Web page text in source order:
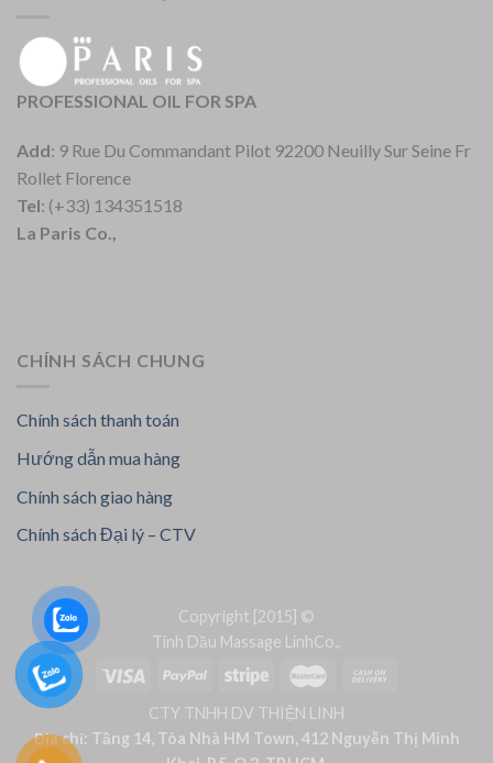
PROFESSIONAL OIL FOR SPA
Add: 9 Rue Du Commandant Pilot 92200 Neuilly Sur Seine Fr
Rollet Florence
Tel: (+33) 134351518
La Paris Co.,
CHÍNH SÁCH CHUNG
Chính sách thanh toán
Hướng dẫn mua hàng
Chính sách giao hàng
Chính sách Đại lý – CTV
Copyright [2015] ©
Tinh Dầu Massage LinhCo.,
CTY TNHH DV THIỆN LINH
Địa chỉ: Tầng 14, Tòa Nhà HM Town, 412 Nguyễn Thị Minh